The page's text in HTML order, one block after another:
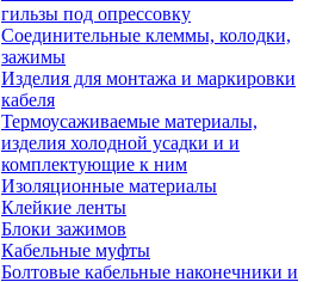
гильзы под опрессовку
Соединительные клеммы, колодки,
зажимы
Изделия для монтажа и маркировки
кабеля
Термоусаживаемые материалы,
изделия холодной усадки и и
комплектующие к ним
Изоляционные материалы
Клейкие ленты
Блоки зажимов
Кабельные муфты
Болтовые кабельные наконечники и